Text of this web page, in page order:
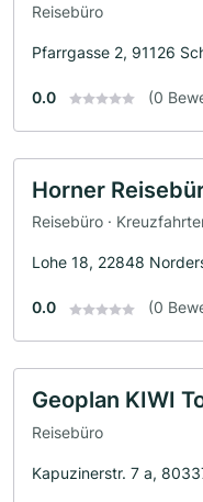
Reisebüro
Pfarrgasse 2, 91126
0.0 (0
Horner
Reisebüro ·
Lohe 18, 22848
0.0 (0
Geoplan KIWI
Reisebüro
Kapuzinerstr. 7 a,